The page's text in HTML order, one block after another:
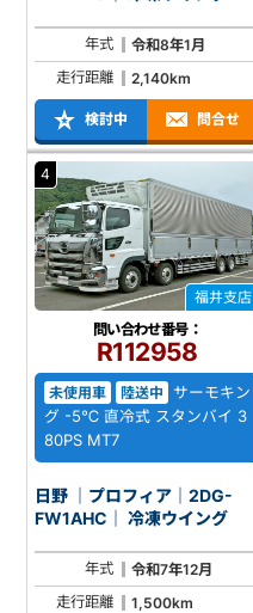
年式
令和8年1月
走行距離
2,140km
検討中 問合せ
4
福井支店
問い合わせ番号：
R112958
未使用車 陸送中
サーモキン
グ -5℃ 直冷式 スタンバイ 3
80PS MT7
日野 ｜プロフィア｜2DG-
FW1AHC｜ 冷凍ウイング
年式
令和7年12月
走行距離
1,500km